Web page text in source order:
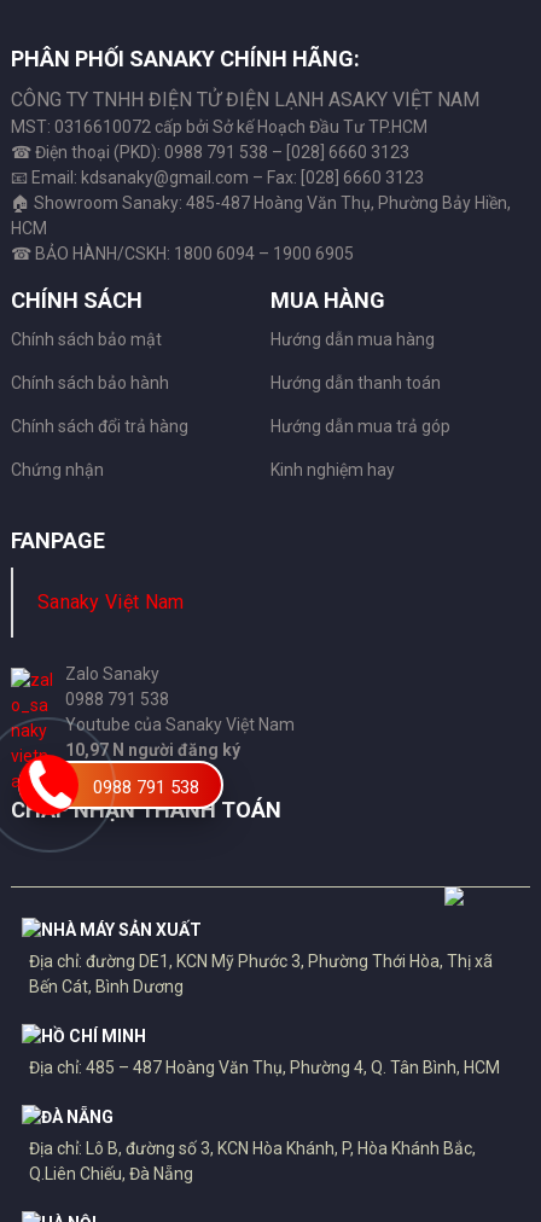
PHÂN PHỐI SANAKY CHÍNH HÃNG:
CÔNG TY TNHH ĐIỆN TỬ ĐIỆN LẠNH ASAKY VIỆT NAM
MST: 0316610072 cấp bởi Sở kế Hoạch Đầu Tư TP.HCM
☎ Điện thoại (PKD): 0988 791 538 – [028] 6660 3123
📧 Email: kdsanaky@gmail.com – Fax: [028] 6660 3123
🏠 Showroom Sanaky: 485-487 Hoàng Văn Thụ, Phường Bảy Hiền,
HCM
☎ BẢO HÀNH/CSKH: 1800 6094 – 1900 6905
CHÍNH SÁCH
Chính sách bảo mật
Chính sách bảo hành
Chính sách đổi trả hàng
Chứng nhận
MUA HÀNG
Hướng dẫn mua hàng
Hướng dẫn thanh toán
Hướng dẫn mua trả góp
Kinh nghiệm hay
FANPAGE
Sanaky Việt Nam
Zalo Sanaky
0988 791 538
Youtube của Sanaky Việt Nam
10,97 N người đăng ký
CHẤP NHẬN THANH TOÁN
NHÀ MÁY SẢN XUẤT
Địa chỉ: đường DE1, KCN Mỹ Phước 3, Phường Thới Hòa, Thị xã
Bến Cát, Bình Dương
HỒ CHÍ MINH
Địa chỉ: 485 – 487 Hoàng Văn Thụ, Phường 4, Q. Tân Bình, HCM
ĐÀ NẴNG
Địa chỉ: Lô B, đường số 3, KCN Hòa Khánh, P, Hòa Khánh Bắc,
Q.Liên Chiếu, Đà Nẵng
0988 791 538